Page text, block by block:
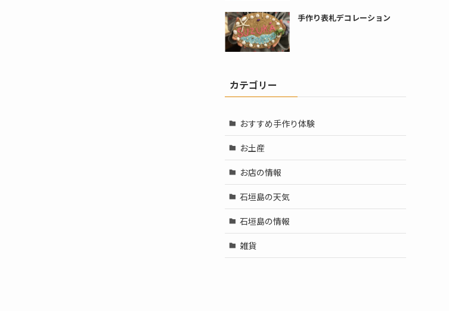
手作り表札デコレーション
カテゴリー
おすすめ手作り体験
お土産
お店の情報
石垣島の天気
石垣島の情報
雑貨